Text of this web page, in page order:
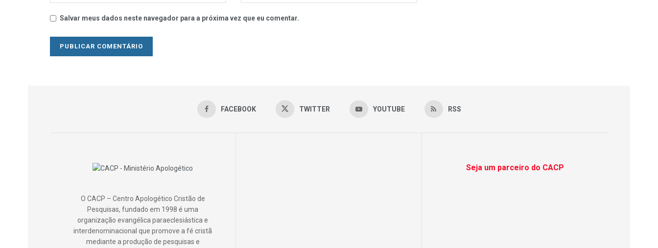
Salvar meus dados neste navegador para a próxima vez que eu comentar.
FACEBOOK TWITTER YOUTUBE RSS
O CACP – Centro Apologético Cristão de
Pesquisas, fundado em 1998 é uma
organização evangélica paraeclesiástica e
interdenominacional que promove a fé cristã
mediante a produção de pesquisas e
Seja um parceiro do CACP